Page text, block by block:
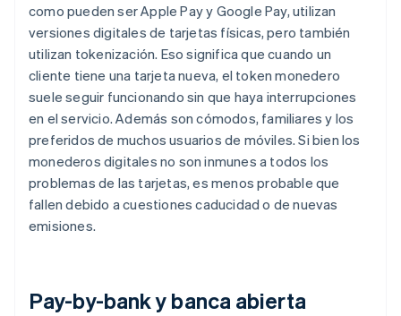
como pueden ser Apple Pay y Google Pay, utilizan
versiones digitales de tarjetas físicas, pero también
utilizan tokenización. Eso significa que cuando un
cliente tiene una tarjeta nueva, el token monedero
suele seguir funcionando sin que haya interrupciones
en el servicio. Además son cómodos, familiares y los
preferidos de muchos usuarios de móviles. Si bien los
monederos digitales no son inmunes a todos los
problemas de las tarjetas, es menos probable que
fallen debido a cuestiones caducidad o de nuevas
emisiones.
Pay-by-bank y banca abierta